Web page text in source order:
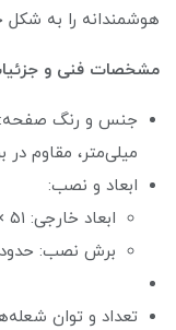
هوشمندانه را به
مشخصات فنی و
میلی‌متر، مقاوم
ابعاد و نصب:
ابعاد خارجی: ۵۱ × ۳۱ سانتی‌متر
برش نصب: حدوداً ۴۸.۵ × ۲۸
تعداد و توان